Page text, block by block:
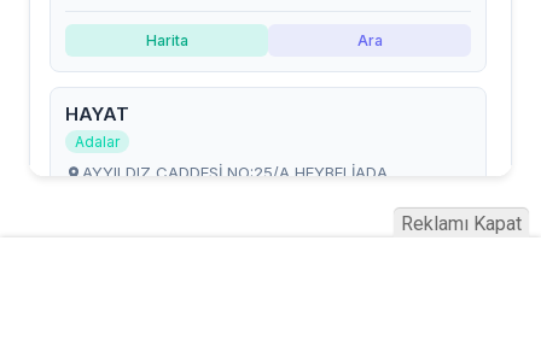
Reklamı Kapat